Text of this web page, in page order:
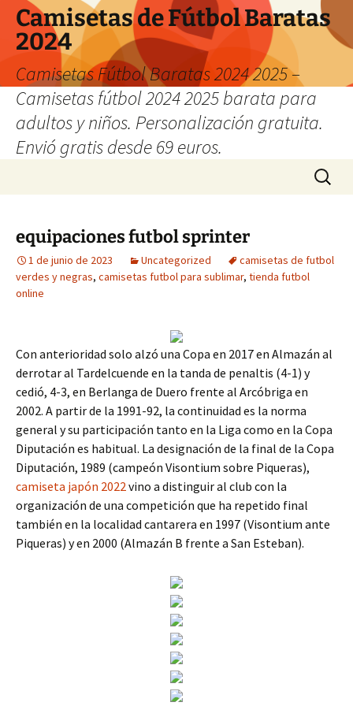
Camisetas de Fútbol Baratas
2024
Camisetas Fútbol Baratas 2024 2025 –
Camisetas fútbol 2024 2025 barata para
adultos y niños. Personalización gratuita.
Envió gratis desde 69 euros.
Buscar:
equipaciones futbol sprinter
1 de junio de 2023 Uncategorized
camisetas de futbol
verdes y negras, camisetas futbol para sublimar, tienda futbol
online
Con anterioridad solo alzó una Copa en 2017 en Almazán al
derrotar al Tardelcuende en la tanda de penaltis (4-1) y
cedió, 4-3, en Berlanga de Duero frente al Arcóbriga en
2002. A partir de la 1991-92, la continuidad es la norma
general y su participación tanto en la Liga como en la Copa
Diputación es habitual. La designación de la final de la Copa
Diputación, 1989 (campeón Visontium sobre Piqueras),
camiseta japón 2022vino a distinguir al club con la
organización de una competición que ha repetido final
también en la localidad cantarera en 1997 (Visontium ante
Piqueras) y en 2000 (Almazán B frente a San Esteban).